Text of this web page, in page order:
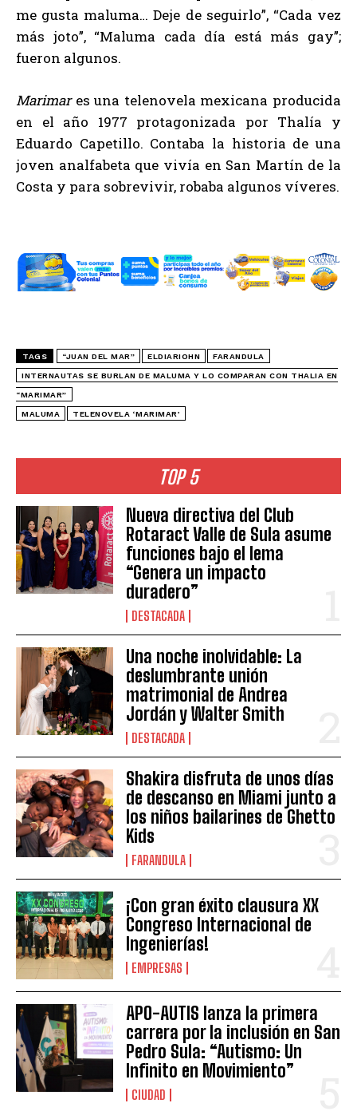
TOP 5
Nueva directiva del Club
Rotaract Valle de Sula asume
funciones bajo el lema
“Genera un impacto
duradero”
DESTACADA
Una noche inolvidable: La
deslumbrante unión
matrimonial de Andrea
Jordán y Walter Smith
DESTACADA
Shakira disfruta de unos días
de descanso en Miami junto a
los niños bailarines de Ghetto
Kids
FARANDULA
¡Con gran éxito clausura XX
Congreso Internacional de
Ingenierías!
EMPRESAS
APO-AUTIS lanza la primera
carrera por la inclusión en San
Pedro Sula: “Autismo: Un
Infinito en Movimiento”
CIUDAD
me gusta maluma… Deje de seguirlo”, “Cada vez
más joto”, “Maluma cada día está más gay”;
fueron algunos.
Marimares una telenovela mexicana producida
en el año 1977 protagonizada por Thalía y
Eduardo Capetillo. Contaba la historia de una
joven analfabeta que vivía en San Martín de la
Costa y para sobrevivir, robaba algunos víveres.
TAGS “JUAN DEL MAR” ELDIARIOHN FARANDULA
INTERNAUTAS SE BURLAN DE MALUMA Y LO COMPARAN CON THALIA EN
“MARIMAR”
MALUMA TELENOVELA ‘MARIMAR’